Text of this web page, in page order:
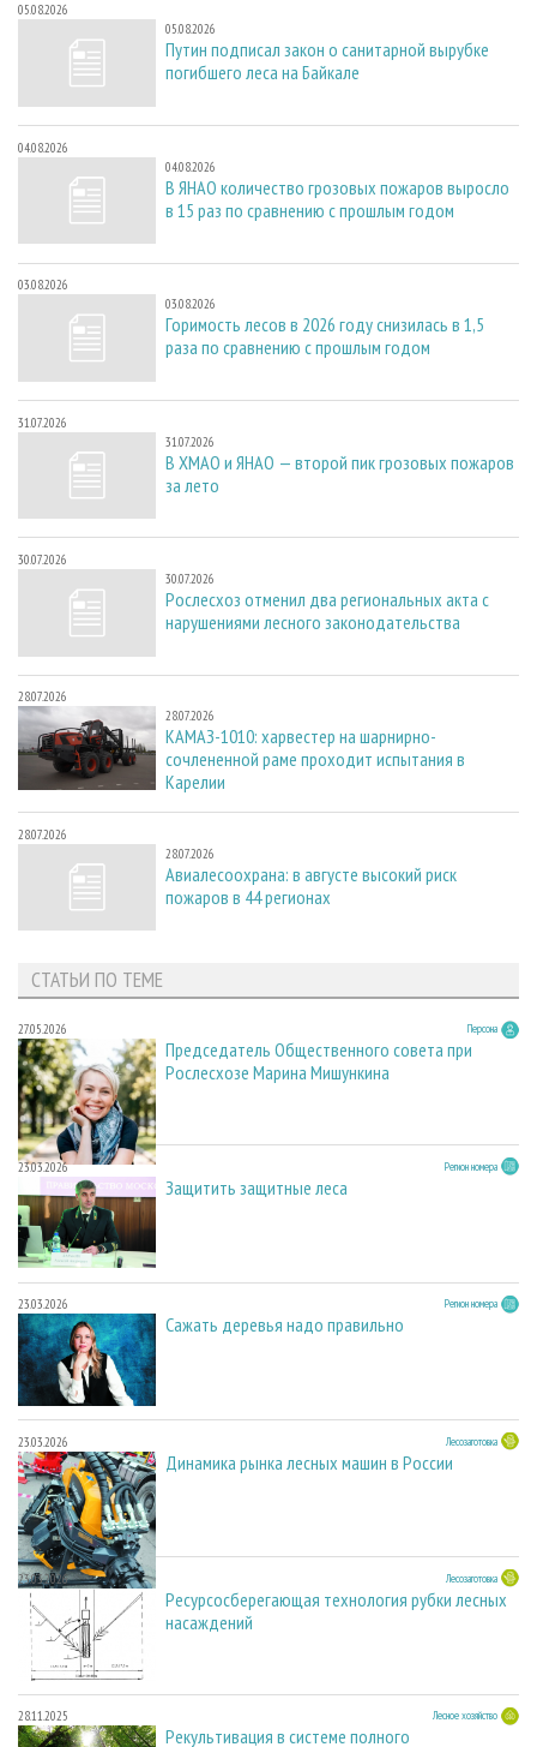
05.08.2026
05.08.2026
Путин подписал закон о санитарной вырубке
погибшего леса на Байкале
04.08.2026
04.08.2026
В ЯНАО количество грозовых пожаров выросло
в 15 раз по сравнению с прошлым годом
03.08.2026
03.08.2026
Горимость лесов в 2026 году снизилась в 1,5
раза по сравнению с прошлым годом
31.07.2026
31.07.2026
В ХМАО и ЯНАО — второй пик грозовых пожаров
за лето
30.07.2026
30.07.2026
Рослесхоз отменил два региональных акта с
нарушениями лесного законодательства
28.07.2026
28.07.2026
КАМАЗ-1010: харвестер на шарнирно-
сочлененной раме проходит испытания в
Карелии
28.07.2026
28.07.2026
Авиалесоохрана: в августе высокий риск
пожаров в 44 регионах
СТАТЬИ ПО ТЕМЕ
27.05.2026 Персона
Председатель Общественного совета при
Рослесхозе Марина Мишункина
23.03.2026 Регион номера
Защитить защитные леса
23.03.2026 Регион номера
Сажать деревья надо правильно
23.03.2026 Лесозаготовка
Динамика рынка лесных машин в России
23.03.2026 Лесозаготовка
Ресурсосберегающая технология рубки лесных
насаждений
28.11.2025 Лесное хозяйство
Рекультивация в системе полного